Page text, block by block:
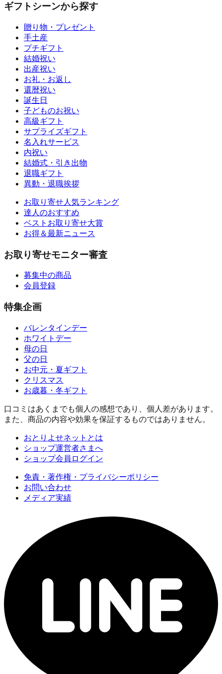
ギフトシーンから探す
贈り物・プレゼント
手土産
プチギフト
結婚祝い
出産祝い
お礼・お返し
還暦祝い
誕生日
子どものお祝い
高級ギフト
サプライズギフト
名入れサービス
内祝い
結婚式・引き出物
退職ギフト
異動・退職挨拶
お取り寄せ人気ランキング
達人のおすすめ
ベストお取り寄せ大賞
お得＆最新ニュース
お取り寄せモニター審査
募集中の商品
会員登録
特集企画
バレンタインデー
ホワイトデー
母の日
父の日
お中元・夏ギフト
クリスマス
お歳暮・冬ギフト
口コミはあくまでも個人の感想であり、個人差があります。
また、商品の内容や効果を保証するものではありません。
おとりよせネットとは
ショップ運営者さまへ
ショップ会員ログイン
免責・著作権・プライバシーポリシー
お問い合わせ
メディア実績